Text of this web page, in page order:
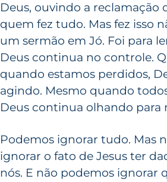
Deus, ouvindo a reclamação
quem fez tudo. Mas fez isso
um sermão em Jó. Foi para
Deus continua no controle.
quando estamos perdidos,
agindo. Mesmo quando
Deus continua olhando para
Podemos ignorar tudo. Mas
ignorar o fato de Jesus ter
nós. E não podemos ignorar